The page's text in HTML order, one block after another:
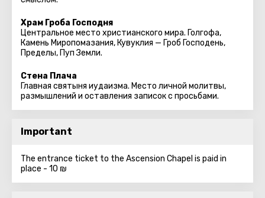
Храм Гроба Господня
Центральное место христианского мира. Голгофа,
Камень Миропомазания, Кувуклия — Гроб Господень,
Пределы, Пуп Земли.
Стена Плача
Главная святыня иудаизма. Место личной молитвы,
размышлений и оставления записок с просьбами.
Important
The entrance ticket to the Ascension Chapel is paid in
place - 10 ₪